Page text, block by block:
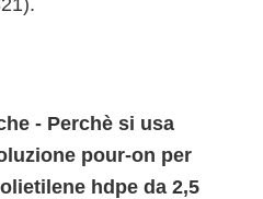
- Perchè si usa
pour-on per
hdpe da 2,5